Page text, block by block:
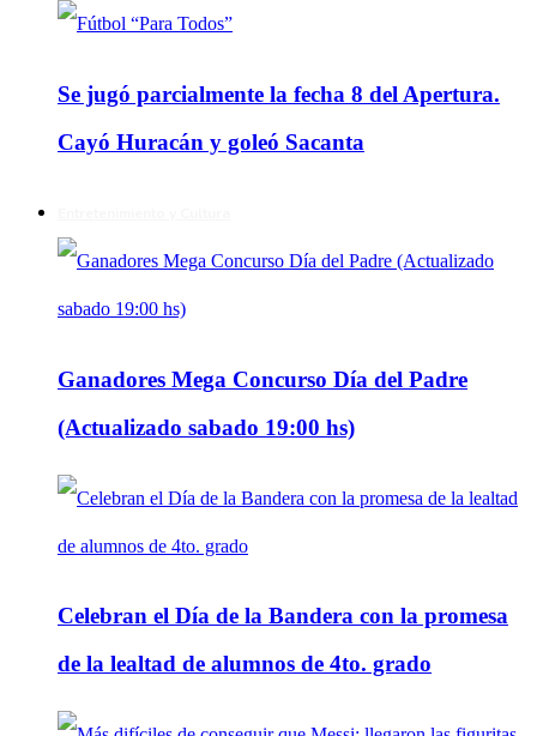
Se jugó parcialmente la fecha 8 del Apertura.
Cayó Huracán y goleó Sacanta
Ganadores Mega Concurso Día del Padre
(Actualizado sabado 19:00 hs)
Celebran el Día de la Bandera con la promesa
de la lealtad de alumnos de 4to. grado